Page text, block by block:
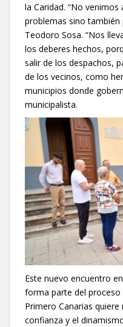
la Caridad. “No
problemas sino también
Teodoro Sosa. “Nos
los deberes hechos,
salir de los despachos,
de los vecinos, como
municipios donde
municipalista.
Este nuevo encuentro
forma parte del proceso
Primero Canarias
confianza y el